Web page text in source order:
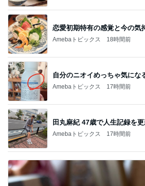
恋愛初期特有の感覚と今の気
Amebaトピックス 18時間前
自分のニオイめっちゃ気にな
Amebaトピックス 17時間前
田丸麻紀 47歳で人生記録を
Amebaトピックス 17時間前